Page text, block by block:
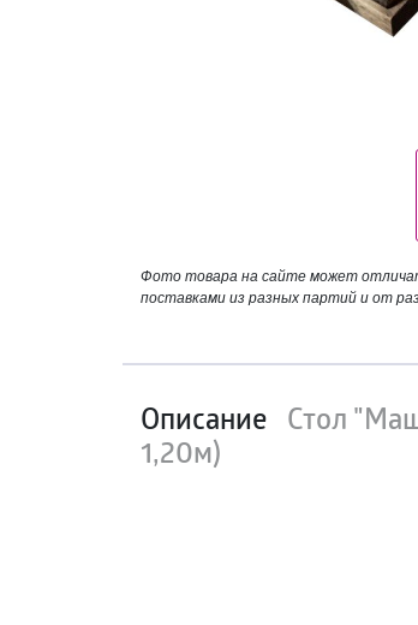
Фото товара на сайте может
поставками из разных партий и от
Описание Стол
1,20м)